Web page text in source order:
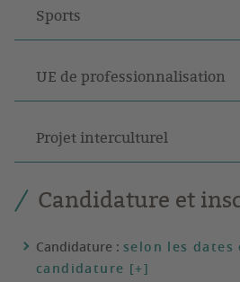
Sports
UE de professionnalisation
Projet interculturel
Candidature et
Candidature : selon les
candidature [+]